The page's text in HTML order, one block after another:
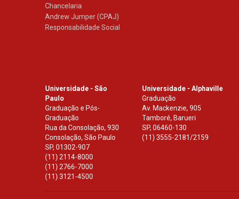
Chancelaria
Andrew Jumper (CPAJ)
Responsabilidade Social
Universidade - São
Paulo
Graduação e Pós-
Graduação
Rua da Consolação, 930
Consolação, São Paulo
SP, 01302-907
(11) 2114-8000
(11) 2766-7000
(11) 3121-4500
Universidade - Alphaville
Graduação
Av. Mackenzie, 905
Tamboré, Barueri
SP,06460-130
(11) 3555-2181/2159